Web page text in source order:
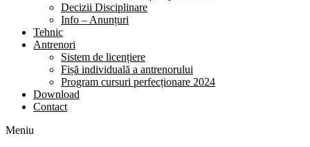
Decizii Disciplinare
Info – Anunțuri
Tehnic
Antrenori
Sistem de licențiere
Fișă individuală a antrenorului
Program cursuri perfecționare 2024
Download
Contact
Meniu